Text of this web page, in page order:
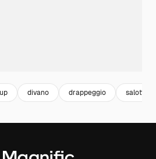
divano drappeggio salotto